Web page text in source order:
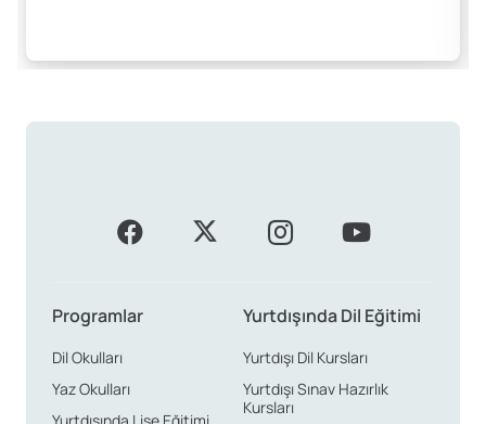
Programlar
Dil Okulları
Yaz Okulları
Yurtdışında Lise Eğitimi
Yurtdışında Dil Eğitimi
Yurtdışı Dil Kursları
Yurtdışı Sınav Hazırlık
Kursları